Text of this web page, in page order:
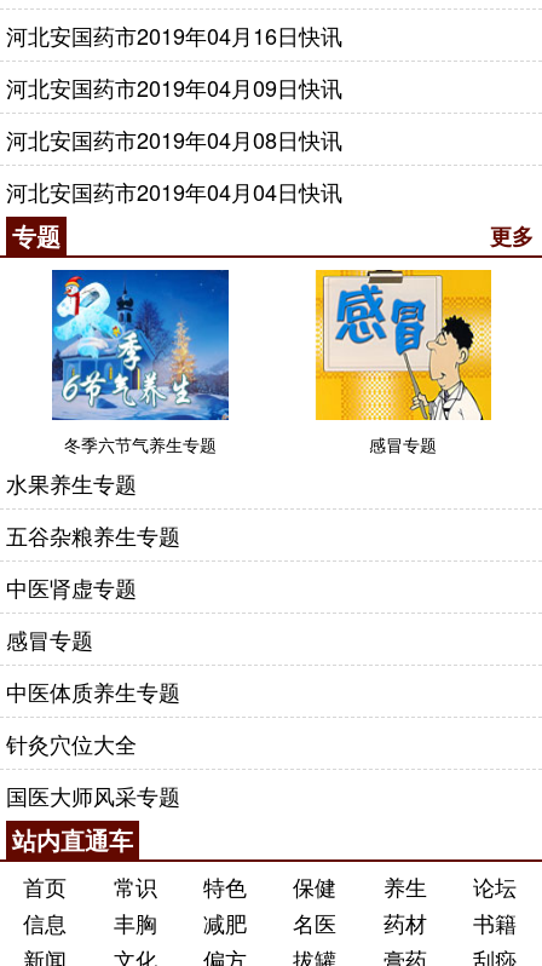
河北安国药市2019年04月16日快讯
河北安国药市2019年04月09日快讯
河北安国药市2019年04月08日快讯
河北安国药市2019年04月04日快讯
更多
专题
冬季六节气养生专题 感冒专题
水果养生专题
五谷杂粮养生专题
中医肾虚专题
感冒专题
中医体质养生专题
针灸穴位大全
国医大师风采专题
站内直通车
首页 常识 特色 保健 养生
论坛
信息
丰胸 减肥 名医 药材
书籍
新闻
文化 偏方 拔罐 膏药 刮痧